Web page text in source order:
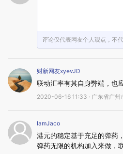
评论仅代表网友个人观点，不
财新网友xyevJD
联动汇率有其自身弊端，也
2020-06-16 11:33 · 广东省广州
IamJaco
港元的稳定基于充足的弹药
弹药无限的机构加入来做，